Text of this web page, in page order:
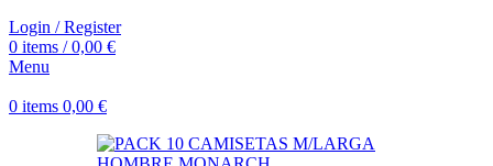
Login / Register
0 items / 0,00 €
Menu
0 items 0,00 €